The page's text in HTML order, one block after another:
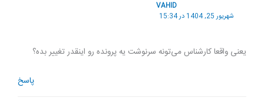
VAHID
شهریور 25, 1404 در 15:34
یعنی واقعا کارشناس می‌تونه سرنوشت یه پرونده رو اینقدر تغییر بده؟
پاسخ